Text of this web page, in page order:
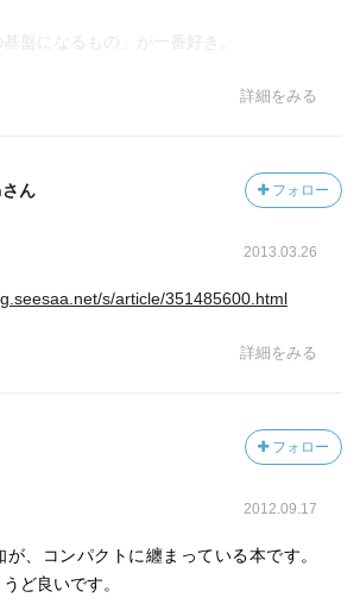
は必ず陳腐化する（チェンジ・リーダ
定義
の定義
５つの大罪」（未来への決断）
格信奉
崇拝
至上主義
にあらず（乱気流時代の経営）
業存続の条件である」
招く成長は、前癌症状ではないにしても
にしないための処方箋（変貌する経営
繰りを悪化させる。キャッシュに目を
基盤になるもの」が一番好き。
詳細をみる
ん フォロー
2013.03.26
s/article/351485600.html
詳細をみる
フォロー
2012.09.17
が、コンパクトに纏まっている本です。
ど良いです。